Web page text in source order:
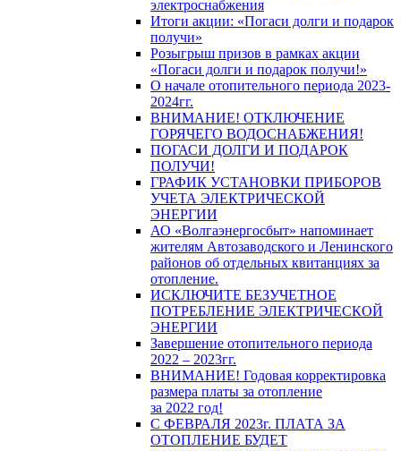
электроснабжения
Итоги акции: «Погаси долги и подарок
получи»
Розыгрыш призов в рамках акции
«Погаси долги и подарок получи!»
О начале отопительного периода 2023-
2024гг.
ВНИМАНИЕ! ОТКЛЮЧЕНИЕ
ГОРЯЧЕГО ВОДОСНАБЖЕНИЯ!
ПОГАСИ ДОЛГИ И ПОДАРОК
ПОЛУЧИ!
ГРАФИК УСТАНОВКИ ПРИБОРОВ
УЧЕТА ЭЛЕКТРИЧЕСКОЙ
ЭНЕРГИИ
АО «Волгаэнергосбыт» напоминает
жителям Автозаводского и Ленинского
районов об отдельных квитанциях за
отопление.
ИСКЛЮЧИТЕ БЕЗУЧЕТНОЕ
ПОТРЕБЛЕНИЕ ЭЛЕКТРИЧЕСКОЙ
ЭНЕРГИИ
Завершение отопительного периода
2022 – 2023гг.
ВНИМАНИЕ! Годовая корректировка
размера платы за отопление
за 2022 год!
С ФЕВРАЛЯ 2023г. ПЛАТА ЗА
ОТОПЛЕНИЕ БУДЕТ